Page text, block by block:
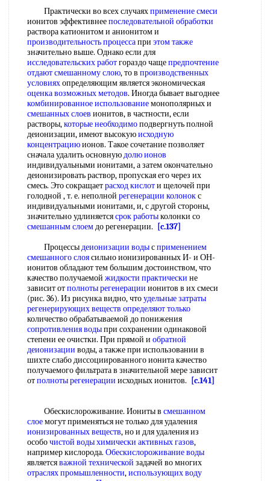
Практически во всех случаяхприменение смеси
ионитов эффективнеепоследовательной обработки
раствора катионитом и анионитом и
производительность процессапри этом также
значительно выше. Однако если для
исследовательских работгораздо чащепредпочтение
отдаютсмешанному слою, то в производственных
условияхопределяющим является экономическая
оценка возможных методов. Иногда бывает выгоднее
комбинированное использованиемонополярных и
смешанных слоев ионитов, в частности, если
растворы,которые необходимоподвергнуть полной
деионизации, имеют высокуюисходную
концентрациюионов. Такое сочетание позволяет
сначала удалить основнуюдолю ионов
индивидуальными ионитами, а затем окончательно
деионизировать раствор, пропуская его через их
смесь. Это сокращаетрасход кислоти щелочей при
голодной , т. е. неполной регенерации колонокс
индивидуальными ионитами, и, с другой стороны,
значительно удлиняетсясрок работыколонки со
смешанным слоемдо регенерации.
[c.137]
Процессыдеионизации водысприменением
смешанного слоясильно ионизированных И- и ОН-
ионитов обладают тем большим достоинством, что
качество получаемой жидкости практически не
зависит отполноты регенерации ионитов в их смеси
(рис. 36). Из рисунка видно, чтоудельные затраты
регенерирующих веществ определяют только
количество обрабатываемой до понижения
сопротивления водыпри сохранении одинаковой
степени ее очистки. При прямой и обратной
деионизации воды, а также при использовании в
шихте слабо диссоциированного ионита качество
получаемого фильтрата в значительной мере зависит
отполноты регенерации исходных ионитов. [c.141]
Обескислороживание. Иониты в смешанном
слоемогут применяться не только для удаления
ионизированных веществ, но и для удаления из
особочистой воды химически активных газов,
например кислорода. Обескислороживание воды
являетсяважной технической задачей во многих
отраслях промышленности,использующих воду